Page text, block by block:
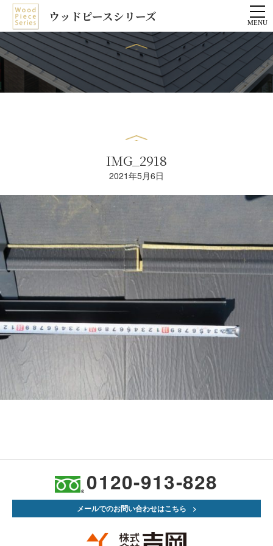
ウッドピースシリーズ
IMG_2918
2021年5月6日
0120-913-828
メールでのお問い合わせはこちら